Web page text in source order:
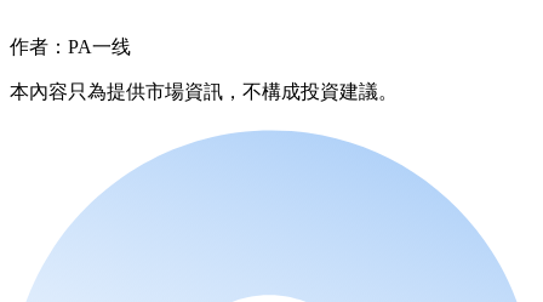
作者：PA一线
本內容只為提供市場資訊，不構成投資建議。